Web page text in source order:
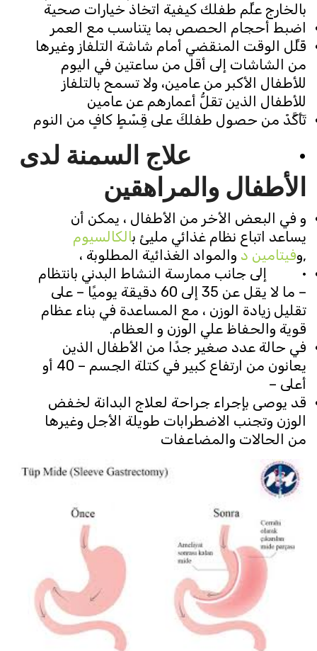
بالخارج علِّم طفلك كيفية اتخاذ خيارات صحية
اضبط أحجام الحصص بما يتناسب مع العمر
قَلِّل الوقت المنقضي أمام شاشة التلفاز وغيرها
من الشاشات إلى أقل من ساعتين في اليوم
للأطفال الأكبر من عامين، ولا تسمح بالتلفاز
للأطفال الذين تقلُّ أعمارهم عن عامين
تَأَكَّدْ من حصول طفلكَ على قِسْطٍ كافٍ من النوم
·
علاج السمنة لدى
الأطفال والمراهقين
و في البعض الأخر من الأطفال ، يمكن أن
يساعد اتباع نظام غذائي مليئ بالكالسيوم
فيتامين د والمواد الغذائية المطلوبة ،
· إلى جانب ممارسة النشاط البدني بانتظام
– ما لا يقل عن 35 إلى 60 دقيقة يوميًا – على
تقليل زيادة الوزن ، مع المساعدة في بناء عظام
قوية والحفاظ علي الوزن و العظام.
في حالة عدد صغير جدًا من الأطفال الذين
يعانون من ارتفاع كبير في كتلة الجسم – 40 أو
أعلى –
قد يوصى بإجراء جراحة لعلاج البدانة لخفض
الوزن وتجنب الاضطرابات طويلة الأجل وغيرها
من الحالات والمضاعفات